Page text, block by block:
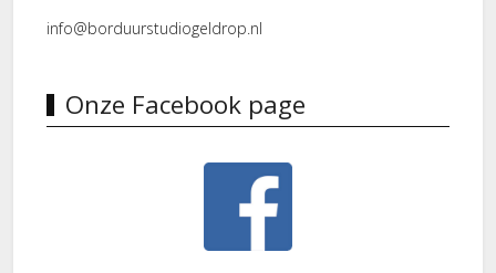
info@borduurstudiogeldrop.nl
Onze Facebook page